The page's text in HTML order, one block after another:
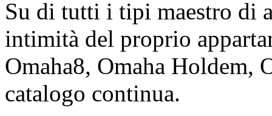
Su di tutti i tipi maestro di
intimità del proprio
Omaha8, Omaha Holdem,
catalogo continua.